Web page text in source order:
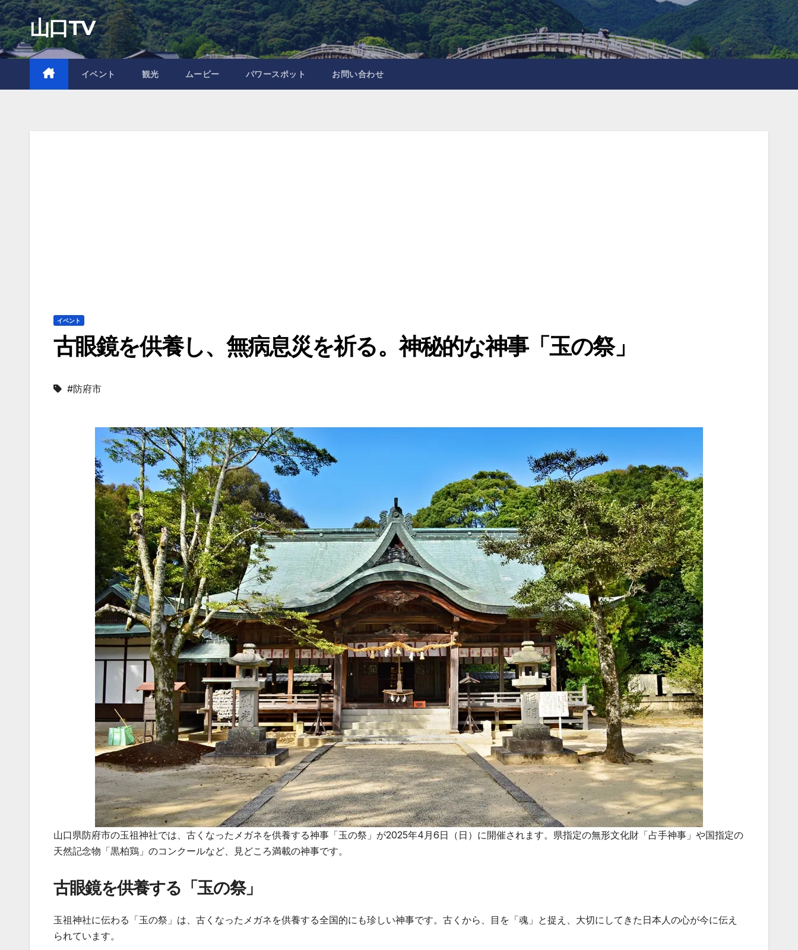
Skip
to
content
山口TV
イベント 観光 ムービー パワースポット お問い合わせ
イベント
古眼鏡を供養し、無病息災を祈る。神秘的な神事「玉の祭」
#防府市
山口県防府市の玉祖神社では、古くなったメガネを供養する神事「玉の祭」が2025年4月6日（日）に開催されます。県指定の無形文化財「占手神事」や国指定の
天然記念物「黒柏鶏」のコンクールなど、見どころ満載の神事です。
古眼鏡を供養する「玉の祭」
玉祖神社に伝わる「玉の祭」は、古くなったメガネを供養する全国的にも珍しい神事です。古くから、目を「魂」と捉え、大切にしてきた日本人の心が今に伝え
られています。